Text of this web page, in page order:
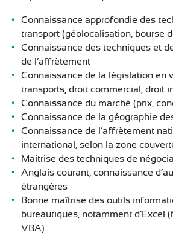
Connaissance approfondie des
transport (géolocalisation, bourse
Connaissance des techniques et
de l’affrètement
Connaissance de la législation en
transports, droit commercial, droit
Connaissance du marché (prix,
Connaissance de la géographie
Connaissance de l’affrètement
international, selon la zone
Maîtrise des techniques de
Anglais courant, connaissance
étrangères
Bonne maîtrise des outils
bureautiques, notamment d’Excel
VBA)